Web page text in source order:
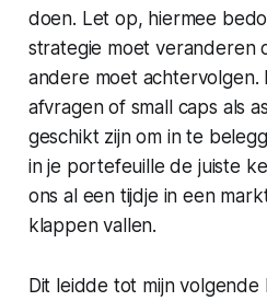
doen. Let op, hiermee
strategie moet veranderen
andere moet achtervolgen.
afvragen of small caps als
geschikt zijn om in te
in je portefeuille de juiste
ons al een tijdje in een
klappen vallen.
Dit leidde tot mijn